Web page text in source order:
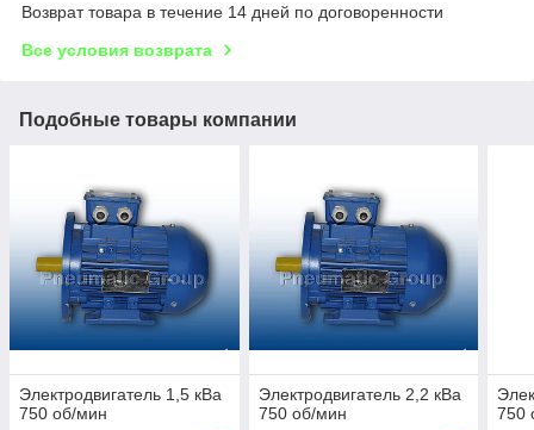
Возврат товара в течение 14 дней по договоренности
Все условия возврата
Подобные товары компании
Электродвигатель 1,5 кВа
750 об/мин
Электродвигатель 2,2 кВа
750 об/мин
750